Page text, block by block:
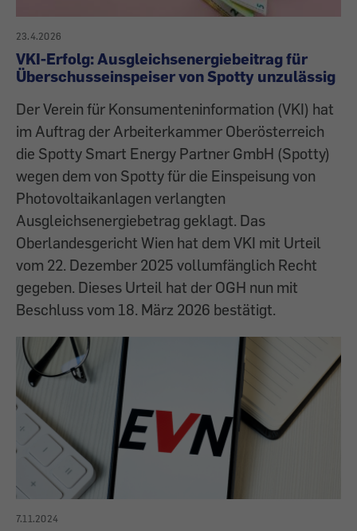
23.4.2026
VKI-Erfolg: Ausgleichsenergiebeitrag für
Überschusseinspeiser von Spotty unzulässig
Der Verein für Konsumenteninformation (VKI) hat
im Auftrag der Arbeiterkammer Oberösterreich
die Spotty Smart Energy Partner GmbH (Spotty)
wegen dem von Spotty für die Einspeisung von
Photovoltaikanlagen verlangten
Ausgleichsenergiebetrag geklagt. Das
Oberlandesgericht Wien hat dem VKI mit Urteil
vom 22. Dezember 2025 vollumfänglich Recht
gegeben. Dieses Urteil hat der OGH nun mit
Beschluss vom 18. März 2026 bestätigt.
7.11.2024